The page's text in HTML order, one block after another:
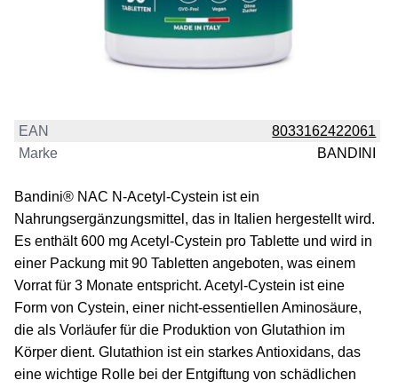
EAN
8033162422061
Marke
BANDINI
Bandini® NAC N-Acetyl-Cystein ist ein
Nahrungsergänzungsmittel, das in Italien hergestellt wird.
Es enthält 600 mg Acetyl-Cystein pro Tablette und wird in
einer Packung mit 90 Tabletten angeboten, was einem
Vorrat für 3 Monate entspricht. Acetyl-Cystein ist eine
Form von Cystein, einer nicht-essentiellen Aminosäure,
die als Vorläufer für die Produktion von Glutathion im
Körper dient. Glutathion ist ein starkes Antioxidans, das
eine wichtige Rolle bei der Entgiftung von schädlichen